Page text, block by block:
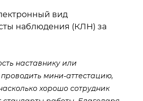
вид
наблюдения (КЛН) за
наставнику или
мини-аттестацию,
хорошо сотрудник